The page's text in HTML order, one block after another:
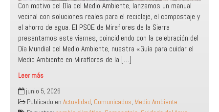
Con motivo del Día del Medio Ambiente, lanzamos un manual
vecinal con soluciones reales para el reciclaje, el compostaje y
el ahorro de agua. El PSOE de Miraflores de la Sierra
presentamos este viernes, coincidiendo con la celebración del
Día Mundial del Medio Ambiente, nuestra «Guía para cuidar el
Medio Ambiente en Miraflores de la […]
Leer más
El
PSOE
presenta
junio 5, 2026
Publicado en Actualidad, Comunicados, Medio Ambiente